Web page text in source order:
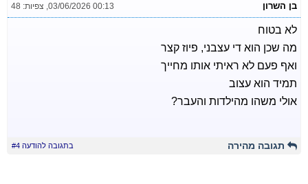
בן השרון 03/06/2026 00:13
, צפיות: 48
לא בטוח
מה שכן הוא די עצבני, פיוז קצר
ואף פעם לא ראיתי אותו מחייך
תמיד הוא עצוב
אולי משהו מהילדות והעבר?
תגובה מהירה בתגובה להודעה #4